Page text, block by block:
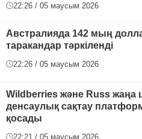
22:26 / 05 маусым 2026
Австралияда 142 мың
таракандар тәркіленді
22:26 / 05 маусым 2026
Wildberries және Russ
денсаулық сақтау
қосады
22:21 / 05 маусым 2026